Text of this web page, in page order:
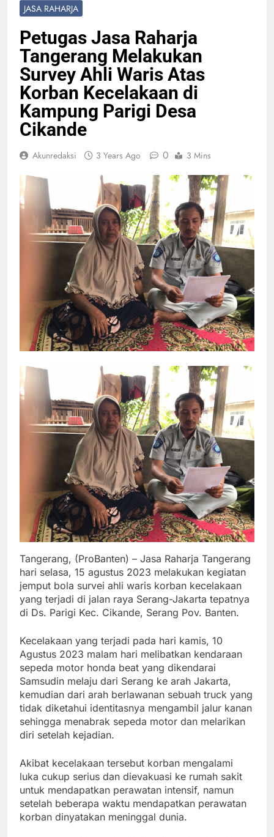
JASA RAHARJA
Petugas Jasa Raharja
Tangerang Melakukan
Survey Ahli Waris Atas
Korban Kecelakaan di
Kampung Parigi Desa
Cikande
Akunredaksi 3 Years Ago 0 3 Mins
Tangerang, (ProBanten) – Jasa Raharja Tangerang
hari selasa, 15 agustus 2023 melakukan kegiatan
jemput bola survei ahli waris korban kecelakaan
yang terjadi di jalan raya Serang-Jakarta tepatnya
di Ds. Parigi Kec. Cikande, Serang Pov. Banten.
Kecelakaan yang terjadi pada hari kamis, 10
Agustus 2023 malam hari melibatkan kendaraan
sepeda motor honda beat yang dikendarai
Samsudin melaju dari Serang ke arah Jakarta,
kemudian dari arah berlawanan sebuah truck yang
tidak diketahui identitasnya mengambil jalur kanan
sehingga menabrak sepeda motor dan melarikan
diri setelah kejadian.
Akibat kecelakaan tersebut korban mengalami
luka cukup serius dan dievakuasi ke rumah sakit
untuk mendapatkan perawatan intensif, namun
setelah beberapa waktu mendapatkan perawatan
korban dinyatakan meninggal dunia.